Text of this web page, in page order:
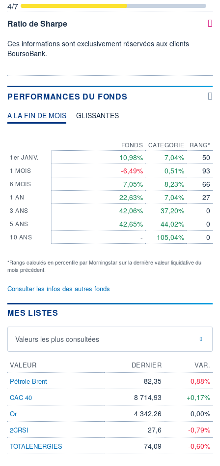
4/7
Ratio de Sharpe
Ces informations sont exclusivement réservées aux clients
BoursoBank.
PERFORMANCES DU FONDS
A LA FIN DE MOIS GLISSANTES
1er JANV.
1 MOIS
6 MOIS
1 AN
3 ANS
5 ANS
10 ANS
FONDS
10,98%
-6,49%
7,05%
22,63%
42,06%
42,65%
-
CATEGORIE
7,04%
0,51%
8,23%
7,04%
37,20%
44,02%
105,04%
RANG*
50
93
66
27
0
0
0
*Rangs calculés en percentile par Morningstar sur la dernière valeur liquidative du
mois précédent.
Consulter les infos des autres fonds
MES LISTES
Valeurs les plus consultées
VALEUR DERNIER
VAR.
Pétrole Brent
82,35 -0,88%
CAC 40 8 714,93 +0,17%
Or 4 342,26 0,00%
2CRSI 27,6 -0,79%
TOTALENERGIES 74,09 -0,60%